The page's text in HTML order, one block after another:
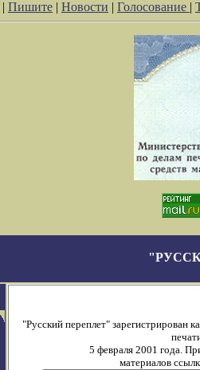
| Пишите | Новости | Голосование |
"Русский переплет" зарегистрирован
5 февраля 2001 года.
материалов